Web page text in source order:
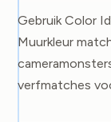
Gebruik Color
Muurkleur
verfmatches